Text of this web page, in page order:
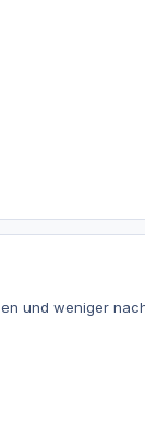
und weniger